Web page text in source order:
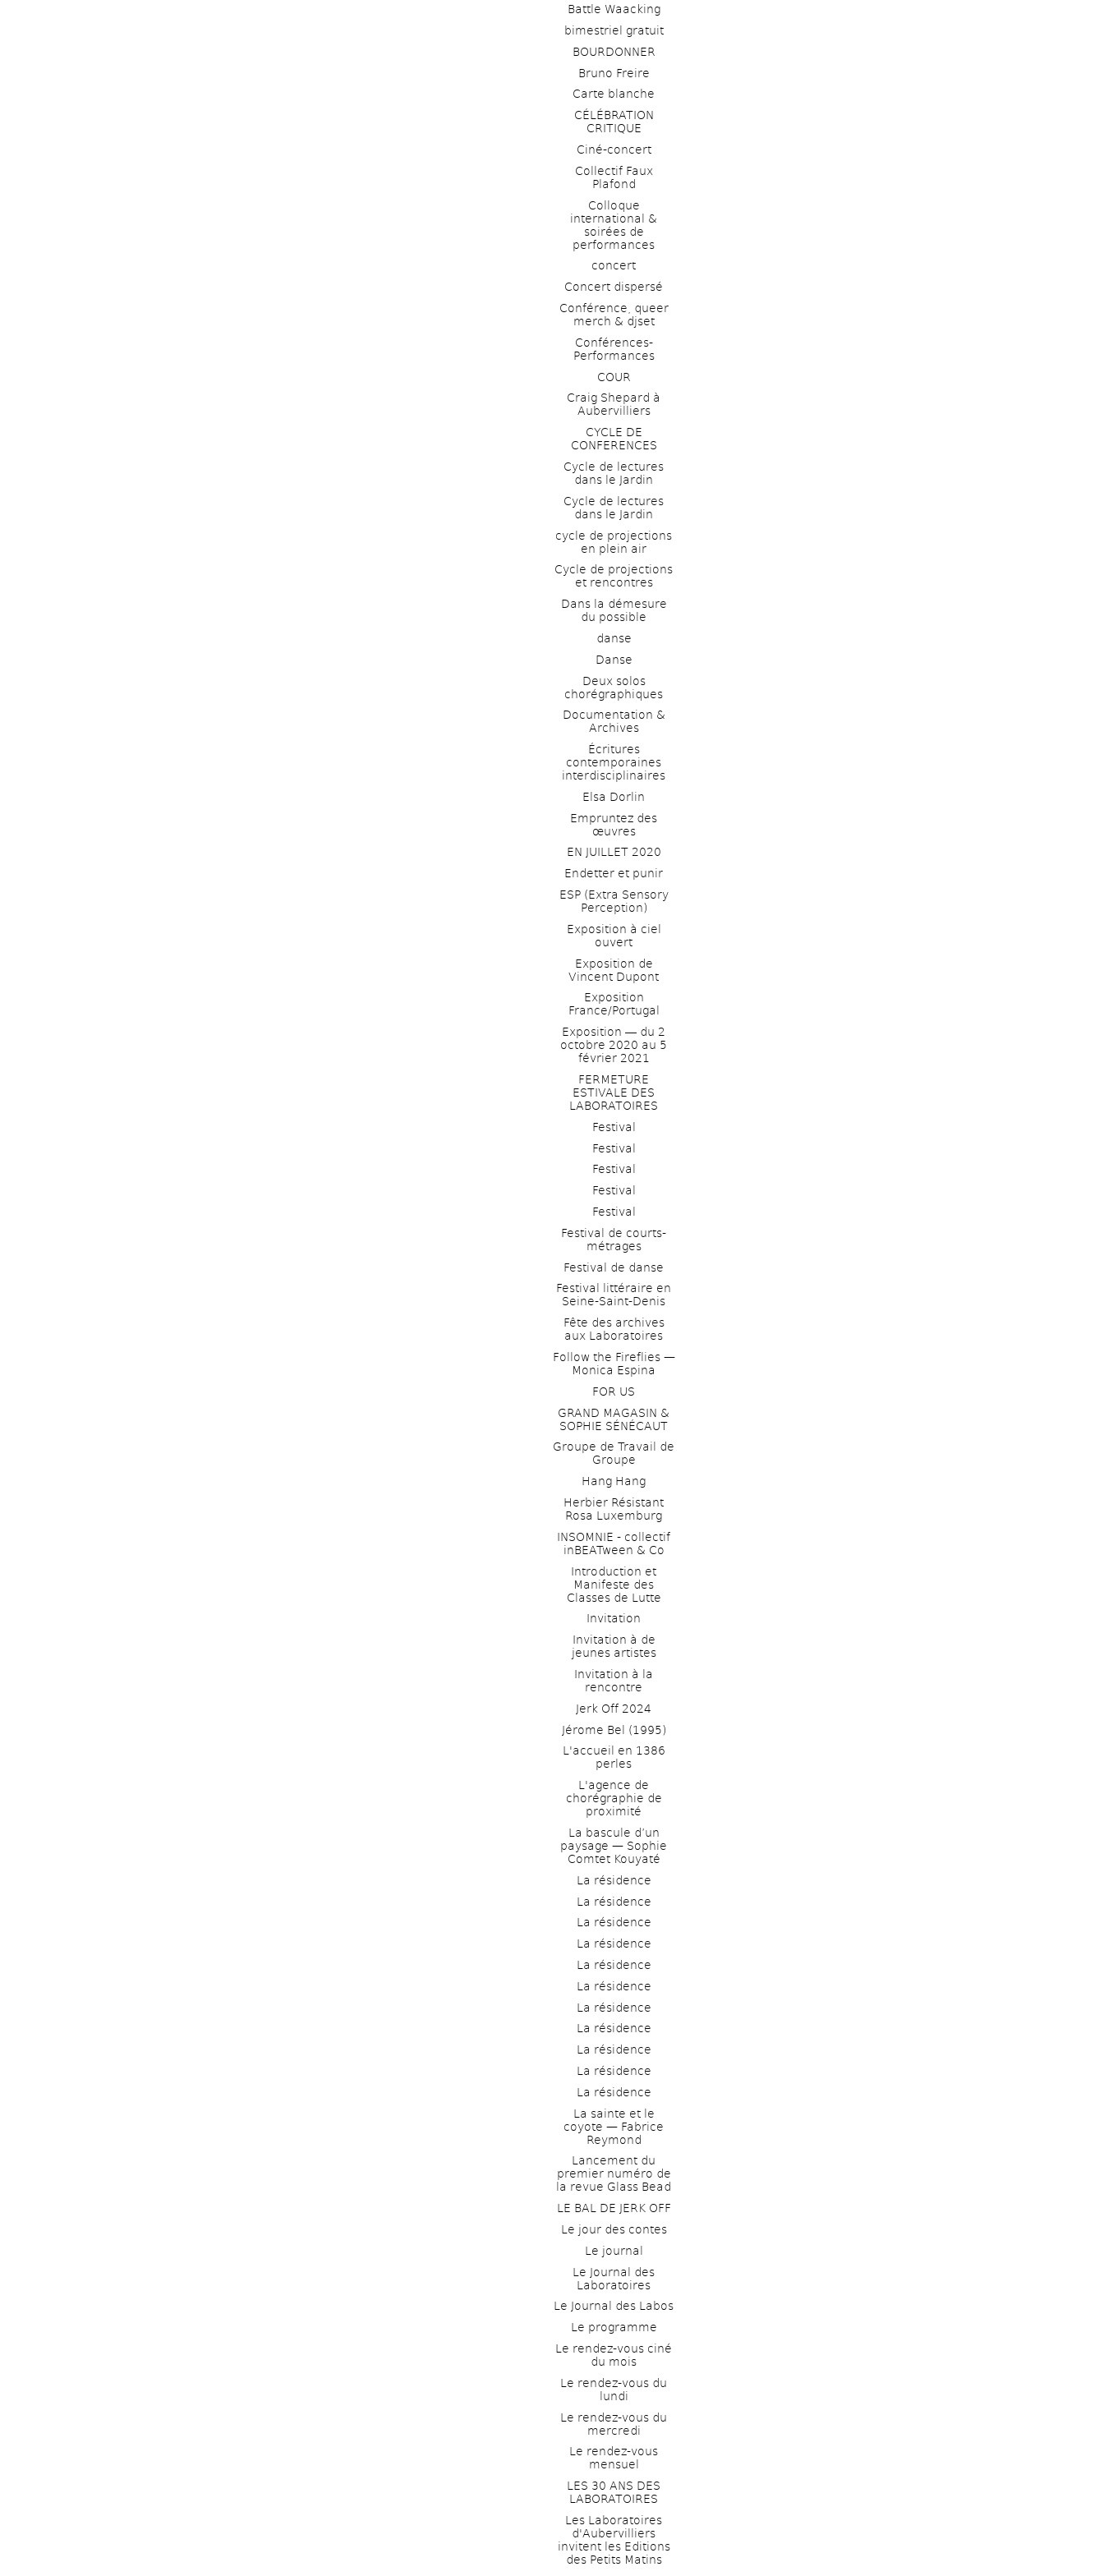
Battle Waacking
bimestriel gratuit
BOURDONNER
Bruno Freire
Carte blanche
CÉLÉBRATION
CRITIQUE
Ciné-concert
Collectif Faux
Plafond
Colloque
international &
soirées de
performances
concert
Concert dispersé
Conférence, queer
merch & djset
Conférences-
Performances
COUR
Craig Shepard à
Aubervilliers
CYCLE DE
CONFERENCES
Cycle de lectures
dans le Jardin
Cycle de lectures
dans le Jardin
cycle de projections
en plein air
Cycle de projections
et rencontres
Dans la démesure
du possible
danse
Danse
Deux solos
chorégraphiques
Documentation &
Archives
Écritures
contemporaines
interdisciplinaires
Elsa Dorlin
Empruntez des
œuvres
EN JUILLET 2020
Endetter et punir
ESP (Extra Sensory
Perception)
Exposition à ciel
ouvert
Exposition de
Vincent Dupont
Exposition
France/Portugal
Exposition ― du 2
octobre 2020 au 5
février 2021
FERMETURE
ESTIVALE DES
LABORATOIRES
Festival
Festival
Festival
Festival
Festival
Festival de courts-
métrages
Festival de danse
Festival littéraire en
Seine-Saint-Denis
Fête des archives
aux Laboratoires
Follow the Fireflies —
Monica Espina
FOR US
GRAND MAGASIN &
SOPHIE SÉNÉCAUT
Groupe de Travail de
Groupe
Hang Hang
Herbier Résistant
Rosa Luxemburg
INSOMNIE - collectif
inBEATween & Co
Introduction et
Manifeste des
Classes de Lutte
Invitation
Invitation à de
jeunes artistes
Invitation à la
rencontre
Jerk Off 2024
Jérome Bel (1995)
L'accueil en 1386
perles
L'agence de
chorégraphie de
proximité
La bascule d’un
paysage — Sophie
Comtet Kouyaté
La résidence
La résidence
La résidence
La résidence
La résidence
La résidence
La résidence
La résidence
La résidence
La résidence
La résidence
La sainte et le
coyote — Fabrice
Reymond
Lancement du
premier numéro de
la revue Glass Bead
LE BAL DE JERK OFF
Le jour des contes
Le journal
Le Journal des
Laboratoires
Le Journal des Labos
Le programme
Le rendez-vous ciné
du mois
Le rendez-vous du
lundi
Le rendez-vous du
mercredi
Le rendez-vous
mensuel
LES 30 ANS DES
LABORATOIRES
Les Laboratoires
d'Aubervilliers
invitent les Editions
des Petits Matins